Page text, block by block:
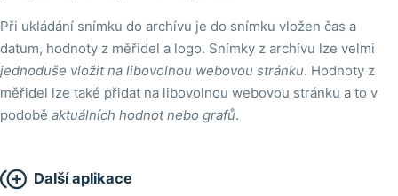
Při ukládání snímku do archívu je do snímku vložen čas a
datum, hodnoty z měřidel a logo. Snímky z archívu lze velmi
jednoduše vložit na libovolnou webovou stránku. Hodnoty z
měřidel lze také přidat na libovolnou webovou stránku a to v
podobě aktuálních hodnot nebo grafů.
 Další aplikace